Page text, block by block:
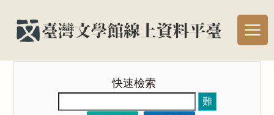
快速檢索
難